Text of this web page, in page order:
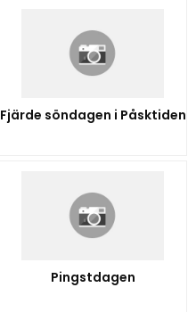
Fjärde söndagen i Påsktiden
Pingstdagen